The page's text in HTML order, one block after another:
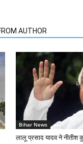
AUTHOR
Bihar News
लालू प्रसाद यादव ने नीतीश